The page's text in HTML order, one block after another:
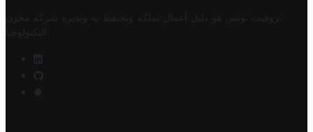
تروفيت تونس هو دليل أعمال تملكه وتحتفظ به وتديره
شركة مخزن
التكنولوجيا